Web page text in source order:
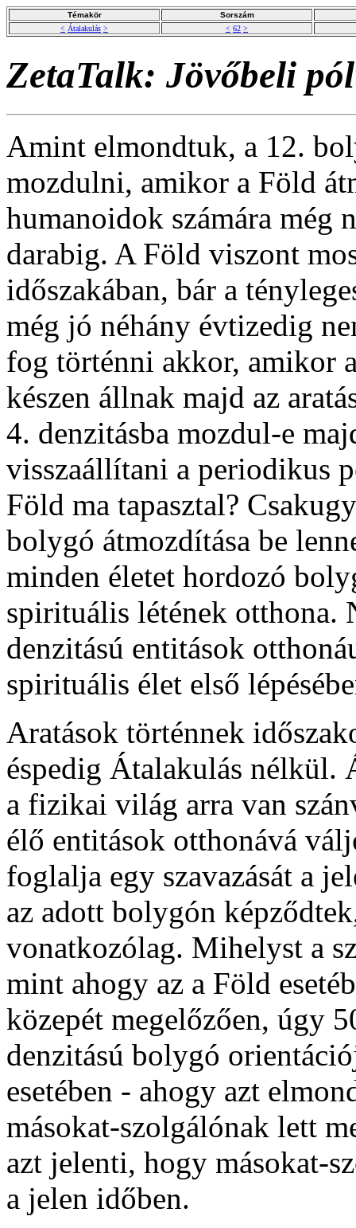
Témakör
Sorszám
< Átalakulás > < 62 >
ZetaTalk: Jövőbeli
Amint elmondtuk, a 12.
mozdulni, amikor a Föld
humanoidok számára még
darabig. A Föld viszont
időszakában, bár a
még jó néhány évtizedig
fog történni akkor, amikor
készen állnak majd az
4. denzitásba mozdul-e
visszaállítani a periodikus
Föld ma tapasztal?
bolygó átmozdítása be
minden életet hordozó
spirituális létének otthona.
denzitású entitások
spirituális élet első
Aratások történnek
éspedig Átalakulás nélkül.
a fizikai világ arra van
élő entitások otthonává
foglalja egy szavazását a
az adott bolygón
vonatkozólag. Mihelyst a
mint ahogy az a Föld
közepét megelőzően, úgy
denzitású bolygó
esetében - ahogy azt
másokat-szolgálónak lett
azt jelenti, hogy másokat-
a jelen időben.